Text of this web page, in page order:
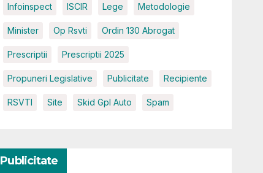
Infoinspect ISCIR Lege Metodologie
Minister Op Rsvti Ordin 130 Abrogat
Prescriptii Prescriptii 2025
Propuneri Legislative Publicitate Recipiente
RSVTI Site Skid Gpl Auto Spam
Publicitate